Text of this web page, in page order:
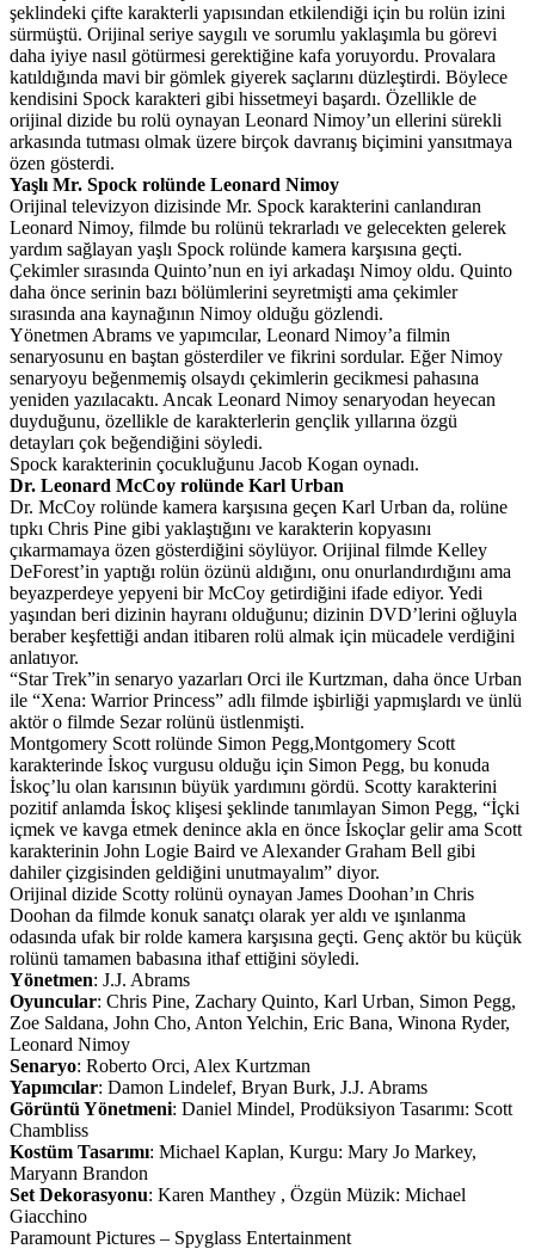
şeklindeki çifte karakterli yapısından etkilendiği için bu rolün izini
sürmüştü. Orijinal seriye saygılı ve sorumlu yaklaşımla bu görevi
daha iyiye nasıl götürmesi gerektiğine kafa yoruyordu. Provalara
katıldığında mavi bir gömlek giyerek saçlarını düzleştirdi. Böylece
kendisini Spock karakteri gibi hissetmeyi başardı. Özellikle de
orijinal dizide bu rolü oynayan Leonard Nimoy’un ellerini sürekli
arkasında tutması olmak üzere birçok davranış biçimini yansıtmaya
özen gösterdi.
Yaşlı Mr. Spock rolünde Leonard Nimoy
Orijinal televizyon dizisinde Mr. Spock karakterini canlandıran
Leonard Nimoy, filmde bu rolünü tekrarladı ve gelecekten gelerek
yardım sağlayan yaşlı Spock rolünde kamera karşısına geçti.
Çekimler sırasında Quinto’nun en iyi arkadaşı Nimoy oldu. Quinto
daha önce serinin bazı bölümlerini seyretmişti ama çekimler
sırasında ana kaynağının Nimoy olduğu gözlendi.
Yönetmen Abrams ve yapımcılar, Leonard Nimoy’a filmin
senaryosunu en baştan gösterdiler ve fikrini sordular. Eğer Nimoy
senaryoyu beğenmemiş olsaydı çekimlerin gecikmesi pahasına
yeniden yazılacaktı. Ancak Leonard Nimoy senaryodan heyecan
duyduğunu, özellikle de karakterlerin gençlik yıllarına özgü
detayları çok beğendiğini söyledi.
Spock karakterinin çocukluğunu Jacob Kogan oynadı.
Dr. Leonard McCoy rolünde Karl Urban
Dr. McCoy rolünde kamera karşısına geçen Karl Urban da, rolüne
tıpkı Chris Pine gibi yaklaştığını ve karakterin kopyasını
çıkarmamaya özen gösterdiğini söylüyor. Orijinal filmde Kelley
DeForest’in yaptığı rolün özünü aldığını, onu onurlandırdığını ama
beyazperdeye yepyeni bir McCoy getirdiğini ifade ediyor. Yedi
yaşından beri dizinin hayranı olduğunu; dizinin DVD’lerini oğluyla
beraber keşfettiği andan itibaren rolü almak için mücadele verdiğini
anlatıyor.
“Star Trek”in senaryo yazarları Orci ile Kurtzman, daha önce Urban
ile “Xena: Warrior Princess” adlı filmde işbirliği yapmışlardı ve ünlü
aktör o filmde Sezar rolünü üstlenmişti.
Montgomery Scott rolünde Simon Pegg,Montgomery Scott
karakterinde İskoç vurgusu olduğu için Simon Pegg, bu konuda
İskoç’lu olan karısının büyük yardımını gördü. Scotty karakterini
pozitif anlamda İskoç klişesi şeklinde tanımlayan Simon Pegg, “İçki
içmek ve kavga etmek denince akla en önce İskoçlar gelir ama Scott
karakterinin John Logie Baird ve Alexander Graham Bell gibi
dahiler çizgisinden geldiğini unutmayalım” diyor.
Orijinal dizide Scotty rolünü oynayan James Doohan’ın Chris
Doohan da filmde konuk sanatçı olarak yer aldı ve ışınlanma
odasında ufak bir rolde kamera karşısına geçti. Genç aktör bu küçük
rolünü tamamen babasına ithaf ettiğini söyledi.
Yönetmen: J.J. Abrams
Oyuncular: Chris Pine, Zachary Quinto, Karl Urban, Simon Pegg,
Zoe Saldana, John Cho, Anton Yelchin, Eric Bana, Winona Ryder,
Leonard Nimoy
Senaryo: Roberto Orci, Alex Kurtzman
Yapımcılar: Damon Lindelef, Bryan Burk, J.J. Abrams
Görüntü Yönetmeni: Daniel Mindel, Prodüksiyon Tasarımı: Scott
Chambliss
Kostüm Tasarımı: Michael Kaplan, Kurgu: Mary Jo Markey,
Maryann Brandon
Set Dekorasyonu: Karen Manthey , Özgün Müzik: Michael
Giacchino
Paramount Pictures – Spyglass Entertainment